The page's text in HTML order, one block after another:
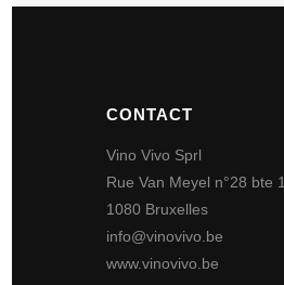
CONTACT
Vino Vivo Sprl
Rue Van Meyel n°28 bte 1
1080 Bruxelles
info@vinovivo.be
www.vinovivo.be